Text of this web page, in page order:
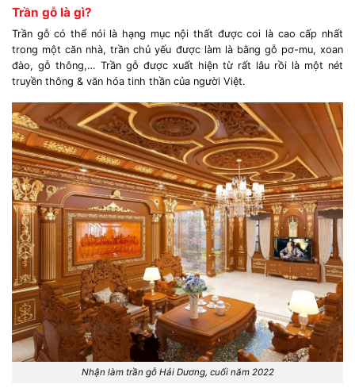
Trần gỗ là gì?
Trần gỗ có thể nói là hạng mục nội thất được coi là cao cấp nhất
trong một căn nhà, trần chủ yếu được làm là bằng gỗ pơ-mu, xoan
đào, gỗ thông,… Trần gỗ được xuất hiện từ rất lâu rồi là một nét
truyền thông & văn hóa tinh thần của người Việt.
Nhận làm trần gỗ Hải Dương, cuối năm 2022